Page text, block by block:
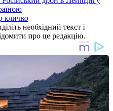
кличко
необхідний текст і
про це редакцію.